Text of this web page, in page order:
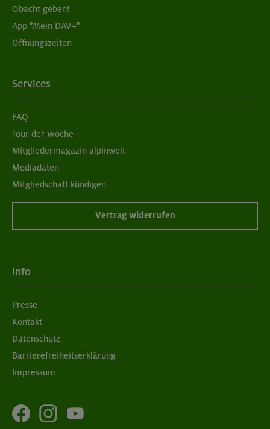
Obacht geben!
App "Mein DAV+"
Öffnungszeiten
Services
FAQ
Tour der Woche
Mitgliedermagazin alpinwelt
Mediadaten
Mitgliedschaft kündigen
Vertrag widerrufen
Info
Presse
Kontakt
Datenschutz
Barrierefreiheitserklärung
Impressum